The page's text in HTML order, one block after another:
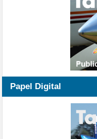
Papel Digital